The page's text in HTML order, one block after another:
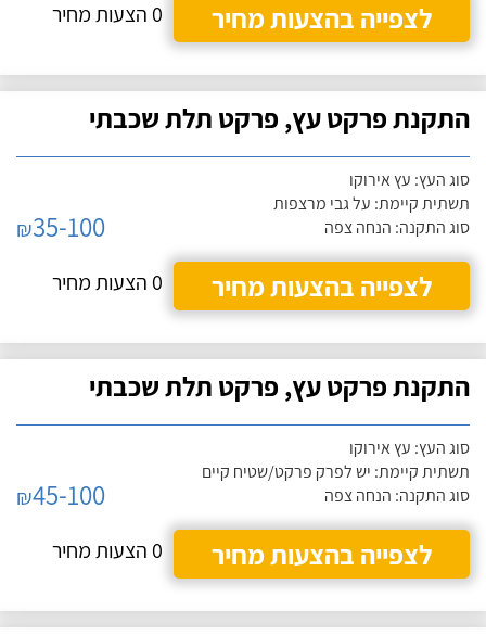
לצפייה בהצעות מחיר 0 הצעות מחיר
התקנת פרקט עץ, פרקט תלת שכבתי
סוג העץ: עץ אירוקו
תשתית קיימת: על גבי מרצפות
סוג התקנה: הנחה צפה
₪35-100
לצפייה בהצעות מחיר
0 הצעות מחיר
התקנת פרקט עץ, פרקט תלת שכבתי
סוג העץ: עץ אירוקו
תשתית קיימת: יש לפרק פרקט/שטיח קיים
סוג התקנה: הנחה צפה
₪45-100
לצפייה בהצעות מחיר
0 הצעות מחיר